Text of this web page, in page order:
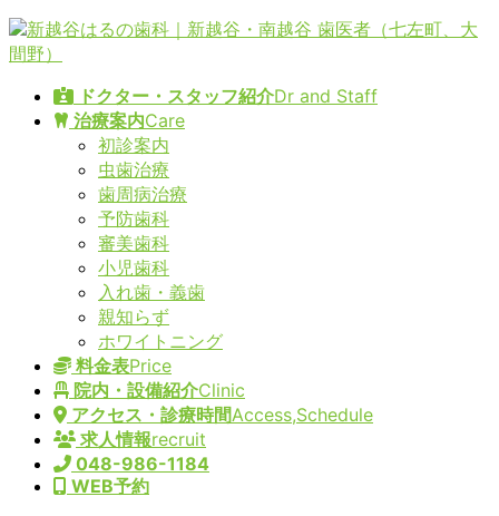
コ
ン
ナ
ビ
ドクター・スタッフ紹介Dr and Staff
治療案内Care
初診案内
虫歯治療
歯周病治療
予防歯科
審美歯科
小児歯科
入れ歯・義歯
親知らず
ホワイトニング
料金表Price
院内・設備紹介Clinic
アクセス・診療時間Access,Schedule
求人情報recruit
048-986-1184
WEB予約